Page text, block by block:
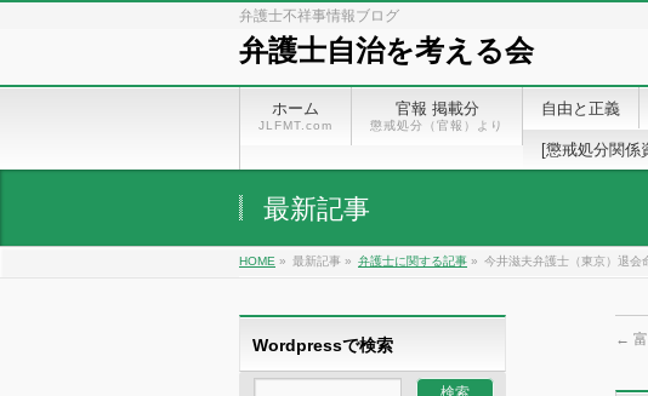
弁護士不祥事情報ブログ
弁護士自治を考える会
ホーム
JLFMT.com
官報 掲載分
懲戒処分（官報）より
自由と正義
[懲戒処分関係
最新記事
HOME » 最新記事 » 弁護士に関する記事 » 今井滋夫弁護士（東京）退
←
Wordpressで検索